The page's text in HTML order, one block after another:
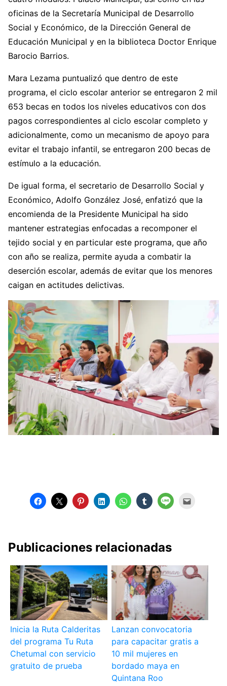
oficinas de la Secretaría Municipal de Desarrollo
Social y Económico, de la Dirección General de
Educación Municipal y en la biblioteca Doctor Enrique
Barocio Barrios.
Mara Lezama puntualizó que dentro de este
programa, el ciclo escolar anterior se entregaron 2 mil
653 becas en todos los niveles educativos con dos
pagos correspondientes al ciclo escolar completo y
adicionalmente, como un mecanismo de apoyo para
evitar el trabajo infantil, se entregaron 200 becas de
estímulo a la educación.
De igual forma, el secretario de Desarrollo Social y
Económico, Adolfo González José, enfatizó que la
encomienda de la Presidente Municipal ha sido
mantener estrategias enfocadas a recomponer el
tejido social y en particular este programa, que año
con año se realiza, permite ayuda a combatir la
deserción escolar, además de evitar que los menores
caigan en actitudes delictivas.
Publicaciones relacionadas
Inicia la Ruta Calderitas
del programa Tu Ruta
Chetumal con servicio
gratuito de prueba
Lanzan convocatoria
para capacitar gratis a
10 mil mujeres en
bordado maya en
Quintana Roo